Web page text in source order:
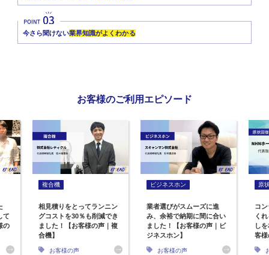
今さら聞けない業界知識がよくわかる
お客様のご利用エピソード
て
の
複合機
相見積りをとってランニン
グコストを30％も削減でき
ました！【お客様の声｜複
合機】
お客様の声
ビジネスホン
業者選びがスムーズに進
み、余裕で納期に間に合い
ました！【お客様の声｜ビ
ジネスホン】
お客様の声
原
コ
く
し
客